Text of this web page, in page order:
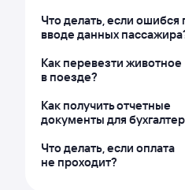
Что делать, если ошибся
вводе данных
Как перевезти животное
в поезде?
Как получить отчетные
документы для
Что делать, если оплата
не проходит?